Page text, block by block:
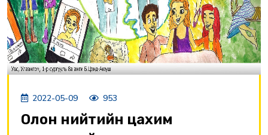
2022-05-09 953
Олон нийтийн цахим